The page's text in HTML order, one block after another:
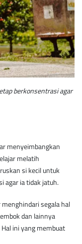
berkonsentrasi agar
menyeimbangkan
melatih
si kecil untuk
agar ia tidak jatuh.
menghindari segala hal
dan lainnya
ini yang membuat